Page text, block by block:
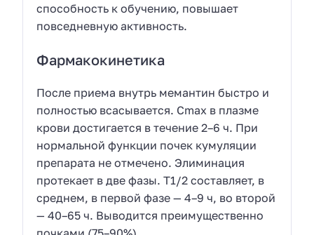
способность к обучению, повышает
повседневную активность.
Фармакокинетика
После приема внутрь мемантин быстро и
полностью всасывается. Cmax в плазме
крови достигается в течение 2–6 ч. При
нормальной функции почек кумуляции
препарата не отмечено. Элиминация
протекает в две фазы. T1/2 составляет, в
среднем, в первой фазе — 4–9 ч, во второй
— 40–65 ч. Выводится преимущественно